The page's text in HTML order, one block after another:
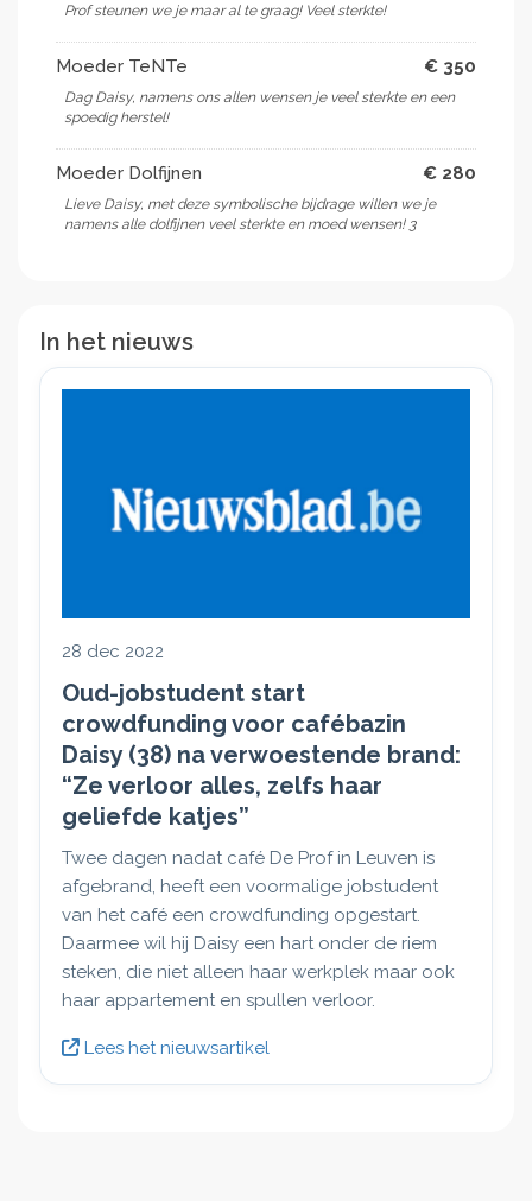
Prof steunen we je maar al te graag! Veel sterkte!
Moeder TeNTe € 350
Dag Daisy, namens ons allen wensen je veel sterkte en een
spoedig herstel!
Moeder Dolfijnen € 280
Lieve Daisy, met deze symbolische bijdrage willen we je
namens alle dolfijnen veel sterkte en moed wensen! 3
In het nieuws
28 dec 2022
Oud-jobstudent start
crowdfunding voor cafébazin
Daisy (38) na verwoestende brand:
“Ze verloor alles, zelfs haar
geliefde katjes”
Twee dagen nadat café De Prof in Leuven is
afgebrand, heeft een voormalige jobstudent
van het café een crowdfunding opgestart.
Daarmee wil hij Daisy een hart onder de riem
steken, die niet alleen haar werkplek maar ook
haar appartement en spullen verloor.
Lees het nieuwsartikel